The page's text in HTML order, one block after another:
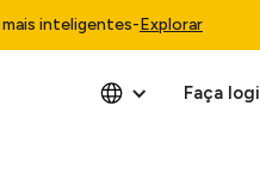
inteligentes-Explorar
Faça